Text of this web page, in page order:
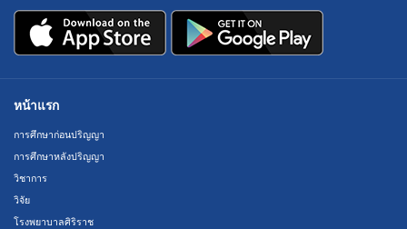
หน้าแรก
การศึกษาก่อนปริญญา
การศึกษาหลังปริญญา
วิชาการ
วิจัย
โรงพยาบาลศิริราช